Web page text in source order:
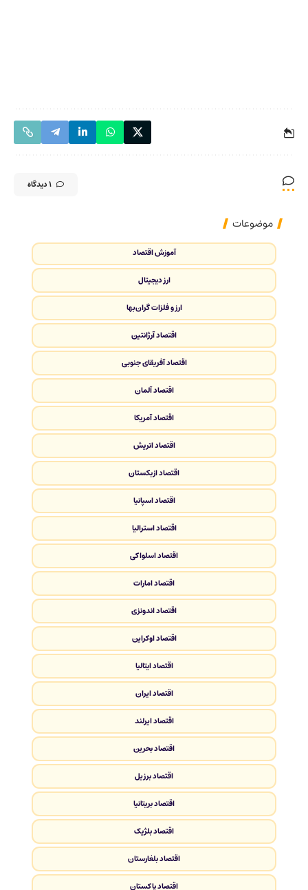
1 دیدگاه
موضوعات
آموزش اقتصاد
ارز دیجیتال
ارز و فلزات گران‌بها
اقتصاد آرژانتین
اقتصاد آفریقای جنوبی
اقتصاد آلمان
اقتصاد آمریکا
اقتصاد اتریش
اقتصاد ازبکستان
اقتصاد اسپانیا
اقتصاد استرالیا
اقتصاد اسلواکی
اقتصاد امارات
اقتصاد اندونزی
اقتصاد اوکراین
اقتصاد ایتالیا
اقتصاد ایران
اقتصاد ایرلند
اقتصاد بحرین
اقتصاد برزیل
اقتصاد بریتانیا
اقتصاد بلژیک
اقتصاد بلغارستان
اقتصاد پاکستان